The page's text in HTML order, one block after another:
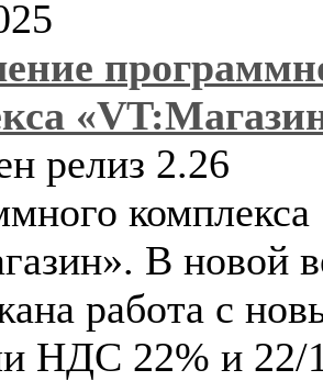
релиз 2.26
комплекса
В новой
работа с
НДС 22% и 22/